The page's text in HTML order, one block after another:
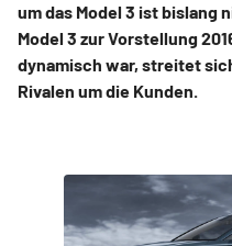
um das Model 3 ist bislang
Model 3 zur Vorstellung
dynamisch war, streitet
Rivalen um die Kunden.